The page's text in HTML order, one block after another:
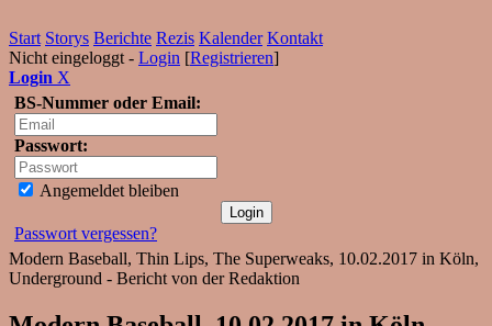
Start Storys Berichte Rezis Kalender Kontakt
Nicht eingeloggt - Login [Registrieren]
Login X
BS-Nummer oder Email:
Passwort:
Angemeldet bleiben
Passwort vergessen?
Modern Baseball, Thin Lips, The Superweaks, 10.02.2017 in Köln,
Underground - Bericht von der Redaktion